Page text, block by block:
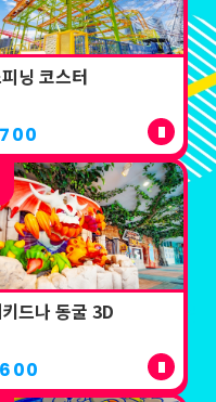
닝 코스터
드나 동굴 3D